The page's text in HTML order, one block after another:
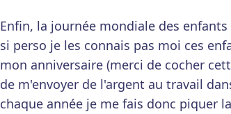
Enfin, la journée mondiale des
si perso je les connais pas moi ces
mon anniversaire (merci de cocher
de m'envoyer de l'argent au travail
chaque année je me fais donc piquer